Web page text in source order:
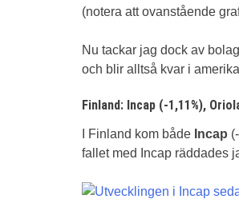
(notera att ovanstående
Nu tackar jag dock av
och blir alltså kvar i
Finland: Incap (-1,11%),
I Finland kom både Incap
fallet med Incap räddades